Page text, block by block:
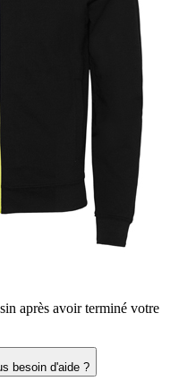
après avoir terminé votre
besoin d'aide ?